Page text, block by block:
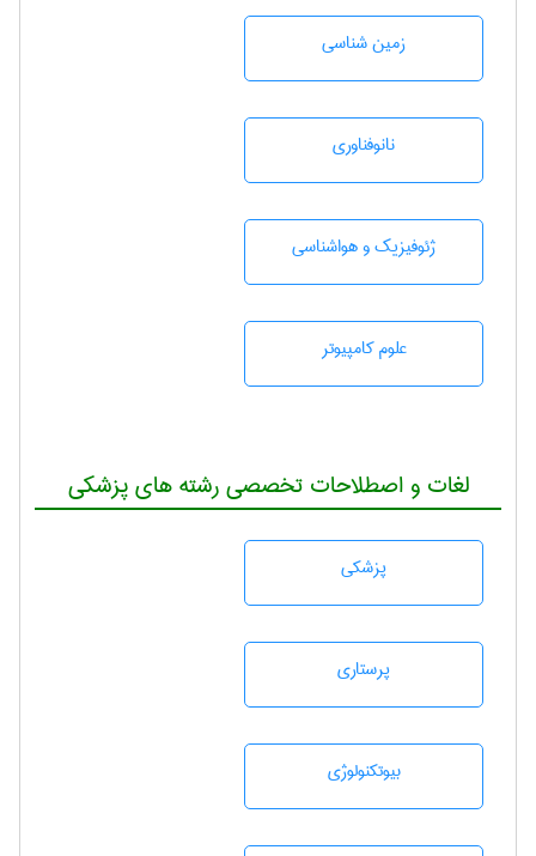
زمين شناسی
نانوفناوری
ژئوفيزيك و هواشناسی
علوم کامپیوتر
لغات و اصطلاحات تخصصی رشته های پزشکی
پزشكی
پرستاری
بيوتكنولوژی